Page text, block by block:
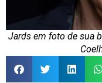
Jards em foto de sua